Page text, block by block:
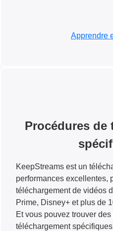
Apprendre
Procédures de
KeepStreams est un
performances excellentes,
téléchargement de vidéos
Prime, Disney+ et plus de
Et vous pouvez trouver
téléchargement